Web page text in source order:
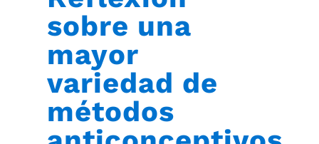
sobre una
mayor
variedad de
métodos